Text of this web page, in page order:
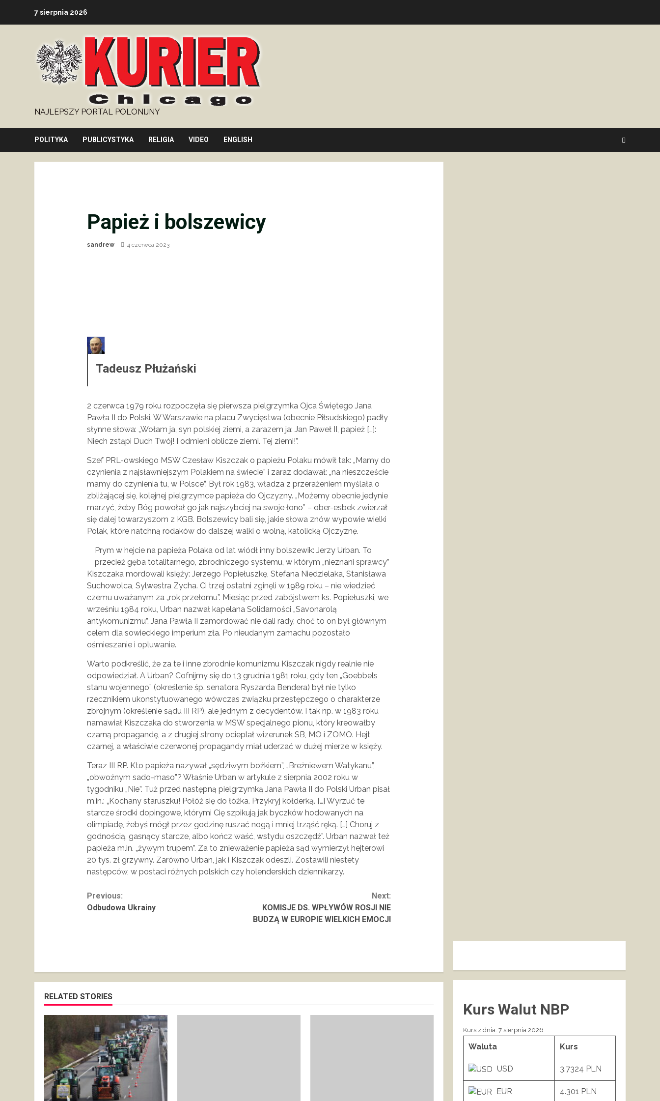
7 sierpnia 2026
NAJLEPSZY PORTAL POLONIJNY
POLITYKA PUBLICYSTYKA RELIGIA VIDEO ENGLISH
Papież i bolszewicy
sandrew 4 czerwca 2023
Tadeusz Płużański
2 czerwca 1979 roku rozpoczęła się pierwsza pielgrzymka Ojca Świętego Jana
Pawła II do Polski. W Warszawie na placu Zwycięstwa (obecnie Piłsudskiego) padły
słynne słowa: „Wołam ja, syn polskiej ziemi, a zarazem ja: Jan Paweł II, papież […]:
Niech zstąpi Duch Twój! I odmieni oblicze ziemi. Tej ziemi!”.
Szef PRL-owskiego MSW Czesław Kiszczak o papieżu Polaku mówił tak: „Mamy do
czynienia z najsławniejszym Polakiem na świecie” i zaraz dodawał: „na nieszczęście
mamy do czynienia tu, w Polsce”. Był rok 1983, władza z przerażeniem myślała o
zbliżającej się, kolejnej pielgrzymce papieża do Ojczyzny. „Możemy obecnie jedynie
marzyć, żeby Bóg powołał go jak najszybciej na swoje łono” – ober-esbek zwierzał
się dalej towarzyszom z KGB. Bolszewicy bali się, jakie słowa znów wypowie wielki
Polak, które natchną rodaków do dalszej walki o wolną, katolicką Ojczyznę.
Prym w hejcie na papieża Polaka od lat wiódł inny bolszewik: Jerzy Urban. To
przecież gęba totalitarnego, zbrodniczego systemu, w którym „nieznani sprawcy”
Kiszczaka mordowali księży: Jerzego Popiełuszkę, Stefana Niedzielaka, Stanisława
Suchowolca, Sylwestra Zycha. Ci trzej ostatni zginęli w 1989 roku – nie wiedzieć
czemu uważanym za „rok przełomu”. Miesiąc przed zabójstwem ks. Popiełuszki, we
wrześniu 1984 roku, Urban nazwał kapelana Solidarności „Savonarolą
antykomunizmu”. Jana Pawła II zamordować nie dali rady, choć to on był głównym
celem dla sowieckiego imperium zła. Po nieudanym zamachu pozostało
ośmieszanie i opluwanie.
Warto podkreślić, że za te i inne zbrodnie komunizmu Kiszczak nigdy realnie nie
odpowiedział. A Urban? Cofnijmy się do 13 grudnia 1981 roku, gdy ten „Goebbels
stanu wojennego” (określenie śp. senatora Ryszarda Bendera) był nie tylko
rzecznikiem ukonstytuowanego wówczas związku przestępczego o charakterze
zbrojnym (określenie sądu III RP), ale jednym z decydentów. I tak np. w 1983 roku
namawiał Kiszczaka do stworzenia w MSW specjalnego pionu, który kreowałby
czarną propagandę, a z drugiej strony ocieplał wizerunek SB, MO i ZOMO. Hejt
czarnej, a właściwie czerwonej propagandy miał uderzać w dużej mierze w księży.
Teraz III RP. Kto papieża nazywał „sędziwym bożkiem”, „Breżniewem Watykanu”,
„obwoźnym sado-maso”? Właśnie Urban w artykule z sierpnia 2002 roku w
tygodniku „Nie”. Tuż przed następną pielgrzymką Jana Pawła II do Polski Urban pisał
m.in.: „Kochany staruszku! Połóż się do łóżka. Przykryj kołderką. […] Wyrzuć te
starcze środki dopingowe, którymi Cię szpikują jak byczków hodowanych na
olimpiadę, żebyś mógł przez godzinę ruszać nogą i mniej trząść ręką. […] Choruj z
godnością, gasnący starcze, albo kończ waść, wstydu oszczędź”. Urban nazwał też
papieża m.in. „żywym trupem”. Za to znieważenie papieża sąd wymierzył hejterowi
20 tys. zł grzywny. Zarówno Urban, jak i Kiszczak odeszli. Zostawili niestety
następców, w postaci różnych polskich czy holenderskich dziennikarzy.
Continue
Previous:
Odbudowa Ukrainy
Next:
KOMISJE DS. WPŁYWÓW ROSJI NIE
BUDZĄ W EUROPIE WIELKICH EMOCJI
RELATED STORIES
Kurs Walut NBP
Kurs z dnia: 7 sierpnia 2026
Waluta Kurs
USD 3.7324 PLN
EUR 4.301 PLN